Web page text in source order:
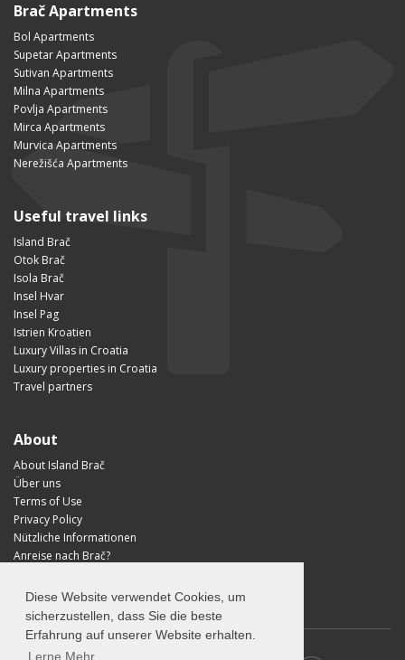
Diese Website verwendet Cookies, um
sicherzustellen, dass Sie die beste
Erfahrung auf unserer Website erhalten.
Lerne Mehr
Brač Apartments
Bol Apartments
Supetar Apartments
Sutivan Apartments
Milna Apartments
Povlja Apartments
Mirca Apartments
Murvica Apartments
Nerežišća Apartments
Useful travel links
Island Brač
Otok Brač
Isola Brač
Insel Hvar
Insel Pag
Istrien Kroatien
Luxury Villas in Croatia
Luxury properties in Croatia
Travel partners
About
About Island Brač
Über uns
Terms of Use
Privacy Policy
Nützliche Informationen
Anreise nach Brač?